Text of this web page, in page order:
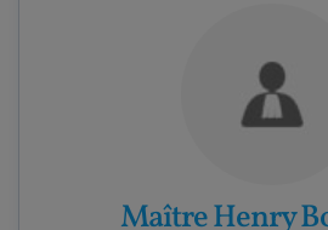
Maître Henry